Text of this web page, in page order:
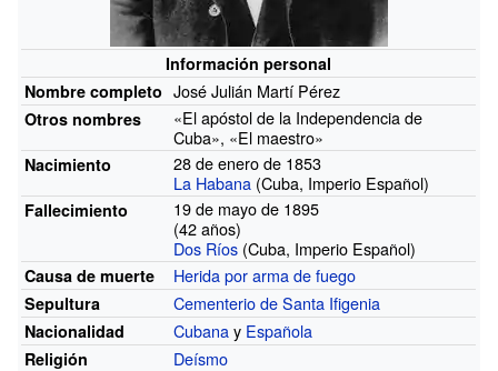
Información personal
Nombre completo José Julián Martí Pérez
Otros nombres
«El apóstol de la Independencia de
Cuba», «El maestro»
Nacimiento
28 de enero de 1853
La Habana (Cuba, Imperio Español)
Fallecimiento
19 de mayo de 1895
(42 años)
Dos Ríos (Cuba, Imperio Español)
Causa de muerte Herida por arma de fuego
Sepultura Cementerio de Santa Ifigenia
Nacionalidad Cubanay Española
Religión Deísmo